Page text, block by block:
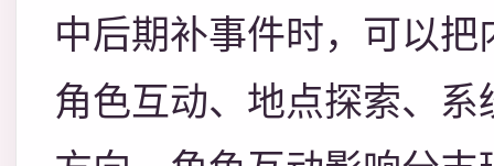
中后期补事件时，可以
角色互动、地点探索、